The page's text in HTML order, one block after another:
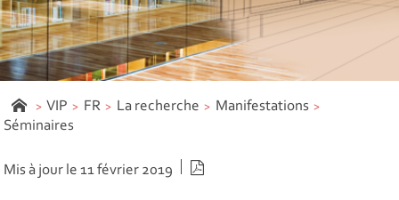
VIP FR La recherche
Manifestations
Séminaires
Mis à jour le 11 février 2019